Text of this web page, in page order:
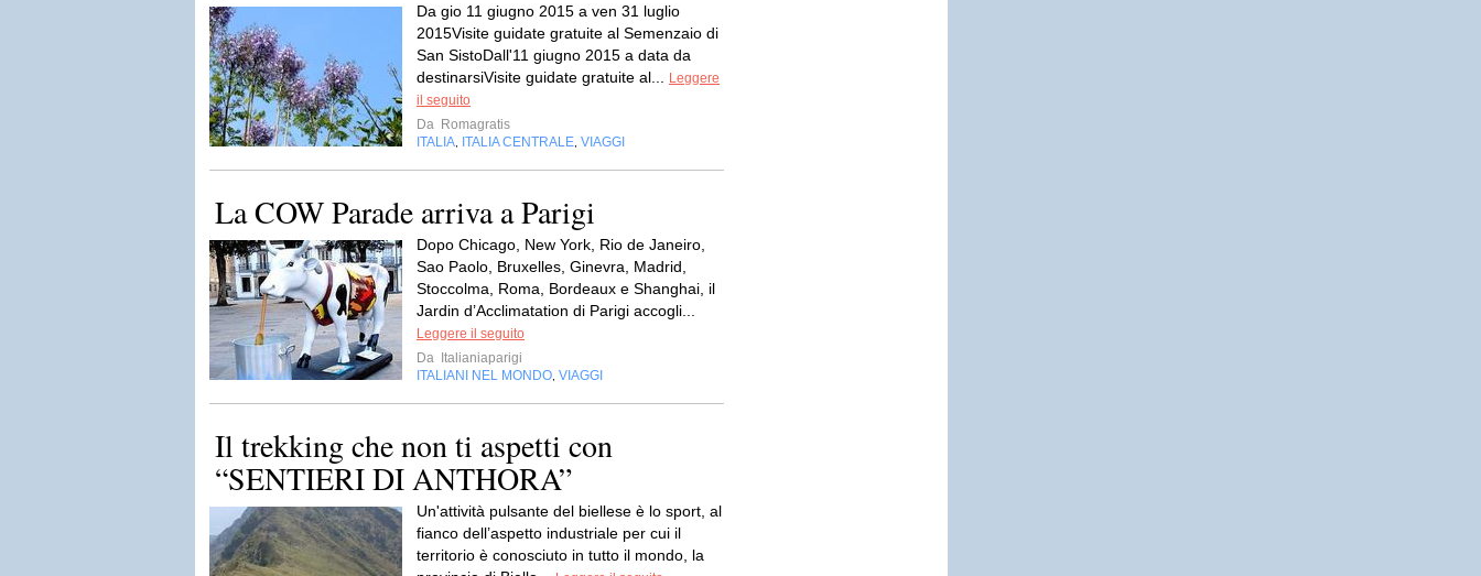
Da gio 11 giugno 2015 a ven 31 luglio
2015Visite guidate gratuite al Semenzaio di
San SistoDall'11 giugno 2015 a data da
destinarsiVisite guidate gratuite al...
Leggere
il seguito
Da Romagratis
ITALIA
ITALIA CENTRALE VIAGGI
La COW Parade arriva a Parigi
Dopo Chicago, New York, Rio de Janeiro,
Sao Paolo, Bruxelles, Ginevra, Madrid,
Stoccolma, Roma, Bordeaux e Shanghai, il
Jardin d’Acclimatation di Parigi accogli...
Leggere il seguito
Da
Italianiaparigi
ITALIANI NEL MONDO VIAGGI
Il trekking che non ti aspetti con
“SENTIERI DI ANTHORA”
Un'attività pulsante del biellese è lo sport, al
fianco dell’aspetto industriale per cui il
territorio è conosciuto in tutto il mondo, la